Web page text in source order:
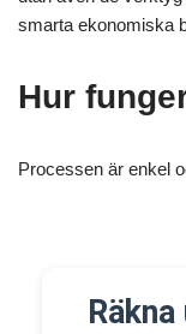
smarta ekonomiska
Hur
Processen är enkel